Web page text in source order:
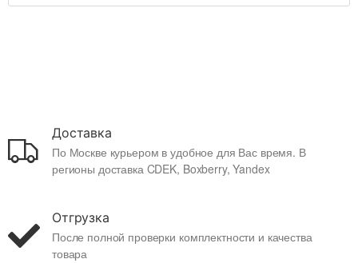
Доставка
По Москве курьером в удобное для Вас время. В
регионы доставка CDEK, Boxberry, Yandex
Отгрузка
После полной проверки комплектности и качества
товара